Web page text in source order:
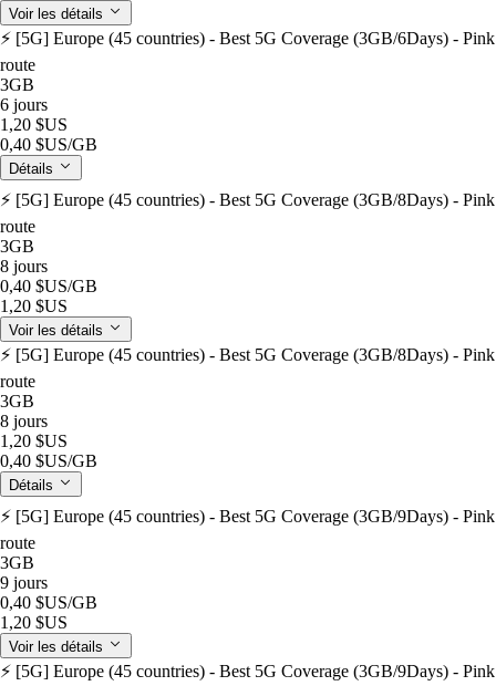
Voir les détails
⚡️ [5G] Europe (45 countries) - Best 5G Coverage (3GB/6Days) - Pink
route
3GB
6 jours
1,20 $US
0,40 $US/GB
Détails
⚡️ [5G] Europe (45 countries) - Best 5G Coverage (3GB/8Days) - Pink
route
3GB
8 jours
0,40 $US/GB
1,20 $US
Voir les détails
⚡️ [5G] Europe (45 countries) - Best 5G Coverage (3GB/8Days) - Pink
route
3GB
8 jours
1,20 $US
0,40 $US/GB
Détails
⚡️ [5G] Europe (45 countries) - Best 5G Coverage (3GB/9Days) - Pink
route
3GB
9 jours
0,40 $US/GB
1,20 $US
Voir les détails
⚡️ [5G] Europe (45 countries) - Best 5G Coverage (3GB/9Days) - Pink